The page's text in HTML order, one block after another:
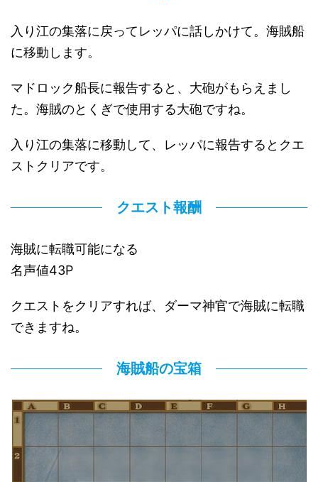
入り江の集落に戻ってレッパに話しかけて。海賊船
に移動します。
マドロック船長に報告すると、大砲がもらえまし
た。海賊のとくぎで使用する大砲ですね。
入り江の集落に移動して、レッパに報告するとクエ
ストクリアです。
クエスト報酬
海賊に転職可能になる
名声値43P
クエストをクリアすれば、ダーマ神官で海賊に転職
できますね。
海賊船の宝箱